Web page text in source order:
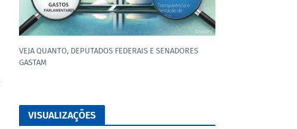
VEJA QUANTO, DEPUTADOS FEDERAIS E SENADORES
GASTAM
VISUALIZAÇÕES